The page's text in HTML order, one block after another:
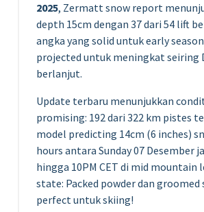
2025, Zermatt snow report
depth 15cm dengan 37 dari 54 lift
angka yang solid untuk early
projected untuk meningkat seiring
berlanjut.
Update terbaru menunjukkan
promising: 192 dari 322 km pistes
model predicting 14cm (6 inches)
hours antara Sunday 07 Desember
hingga 10PM CET di mid mountain
state: Packed powder dan
perfect untuk skiing!